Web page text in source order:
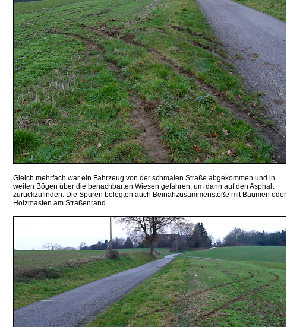
Gleich mehrfach war ein Fahrzeug von der schmalen Straße abgekommen und in
weiten Bögen über die benachbarten Wiesen gefahren, um dann auf den Asphalt
zurückzufinden. Die Spuren belegten auch Beinahzusammenstöße mit Bäumen oder
Holzmasten am Straßenrand.